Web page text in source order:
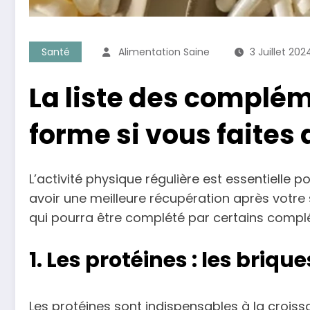
Santé Alimentation Saine 3 Juillet
La liste des
forme si vous faites
L’activité physique régulière est essentielle
avoir une meilleure récupération après
qui pourra être complété par certains
1. Les protéines : les
Les protéines sont indispensables à la